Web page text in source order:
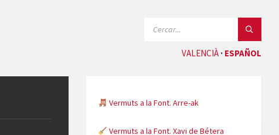
VALENCIÀ ESPAÑOL
Vermuts a la Font. Arre-ak
Vermuts a la Font. Xavi de Bétera